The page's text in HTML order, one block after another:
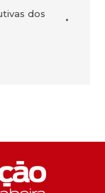
dos